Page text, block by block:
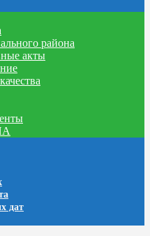
района
акты
дат